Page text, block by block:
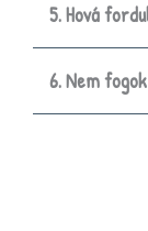
5. Hová
6. Nem